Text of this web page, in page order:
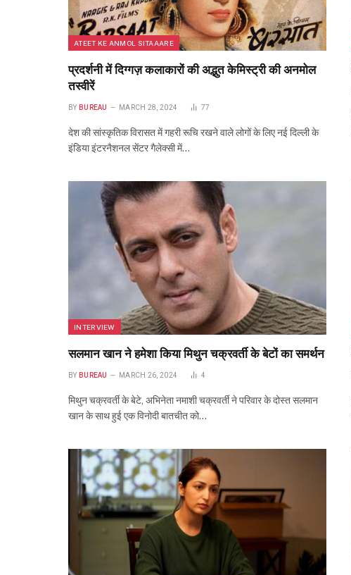
ATEET KE ANMOL SITAAARE
प्रदर्शनी में दिग्गज़ कलाकारों की अद्भुत केमिस्ट्री की अनमोल
तस्वीरें
BY BUREAU MARCH 28, 2024 77
देश की‌ सांस्कृतिक विरासत में गहरी रूचि रखने वाले लोगों के लिए नई दिल्ली के
इंडिया इंटरनैशनल सेंटर गैलेक्सी में…
INTERVIEW
सलमान खान ने हमेशा किया मिथुन चक्रवर्ती के बेटों का समर्थन
BY BUREAU MARCH 26, 2024 4
मिथुन चक्रवर्ती के बेटे, अभिनेता नमाशी चक्रवर्ती ने परिवार के दोस्त सलमान
खान के साथ हुई एक विनोदी बातचीत को…